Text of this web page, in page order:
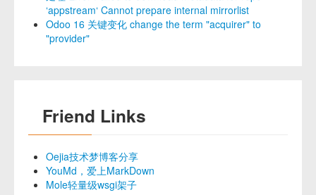
‘appstream‘ Cannot prepare internal mirrorlist
Odoo 16 关键变化 change the term "acquirer" to
"provider"
Friend Links
Oejia技术梦博客分享
YouMd，爱上MarkDown
Mole轻量级wsgi架子